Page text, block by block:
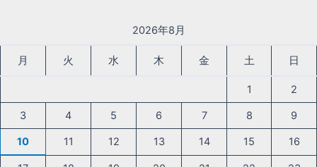
2026年8月
月 火 水 木 金 土 日
1 2
3 4 5 6 7 8 9
10 11 12 13 14 15 16